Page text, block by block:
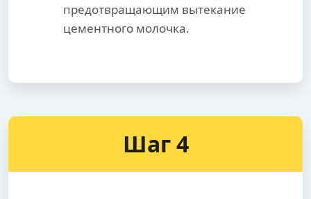
предотвращающим вытекание
цементного молочка.
Шаг 4